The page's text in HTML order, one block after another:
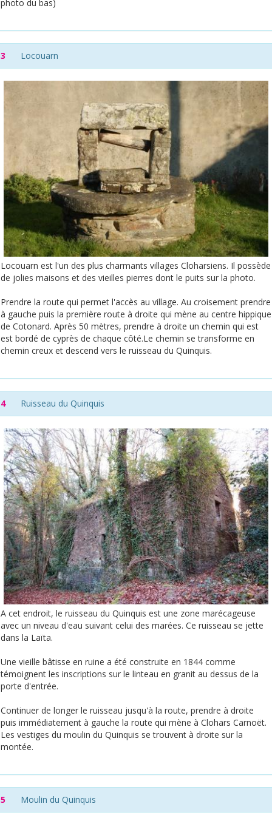
photo du bas)
3 Locouarn
Locouarn est l'un des plus charmants villages Cloharsiens. Il possède
de jolies maisons et des vieilles pierres dont le puits sur la photo.
Prendre la route qui permet l'accès au village. Au croisement prendre
à gauche puis la première route à droite qui mène au centre hippique
de Cotonard. Après 50 mètres, prendre à droite un chemin qui est
est bordé de cyprès de chaque côté.Le chemin se transforme en
chemin creux et descend vers le ruisseau du Quinquis.
4 Ruisseau du Quinquis
A cet endroit, le ruisseau du Quinquis est une zone marécageuse
avec un niveau d'eau suivant celui des marées. Ce ruisseau se jette
dans la Laïta.
Une vieille bâtisse en ruine a été construite en 1844 comme
témoignent les inscriptions sur le linteau en granit au dessus de la
porte d'entrée.
Continuer de longer le ruisseau jusqu'à la route, prendre à droite
puis immédiatement à gauche la route qui mène à Clohars Carnoët.
Les vestiges du moulin du Quinquis se trouvent à droite sur la
montée.
5 Moulin du Quinquis